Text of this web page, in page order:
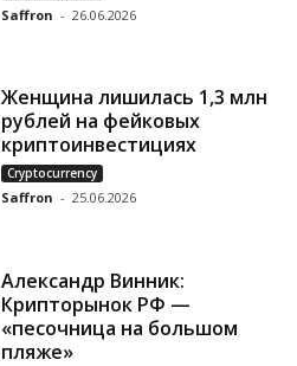
Saffron - 26.06.2026
Женщина лишилась 1,3 млн
рублей на фейковых
криптоинвестициях
Cryptocurrency
Saffron - 25.06.2026
Александр Винник:
Крипторынок РФ —
«песочница на большом
пляже»